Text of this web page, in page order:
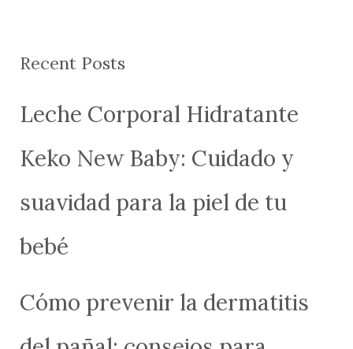
Recent Posts
Leche Corporal Hidratante
Keko New Baby: Cuidado y
suavidad para la piel de tu
bebé
Cómo prevenir la dermatitis